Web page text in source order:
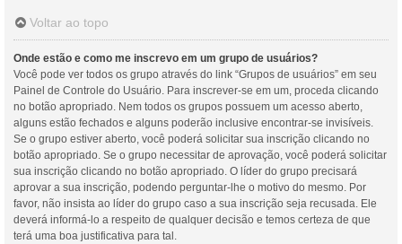
Voltar ao topo
Onde estão e como me inscrevo em um grupo de usuários?
Você pode ver todos os grupo através do link “Grupos de usuários” em seu
Painel de Controle do Usuário. Para inscrever-se em um, proceda clicando
no botão apropriado. Nem todos os grupos possuem um acesso aberto,
alguns estão fechados e alguns poderão inclusive encontrar-se invisíveis.
Se o grupo estiver aberto, você poderá solicitar sua inscrição clicando no
botão apropriado. Se o grupo necessitar de aprovação, você poderá solicitar
sua inscrição clicando no botão apropriado. O líder do grupo precisará
aprovar a sua inscrição, podendo perguntar-lhe o motivo do mesmo. Por
favor, não insista ao líder do grupo caso a sua inscrição seja recusada. Ele
deverá informá-lo a respeito de qualquer decisão e temos certeza de que
terá uma boa justificativa para tal.